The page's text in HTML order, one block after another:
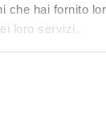
che hai fornito
loro servizi.